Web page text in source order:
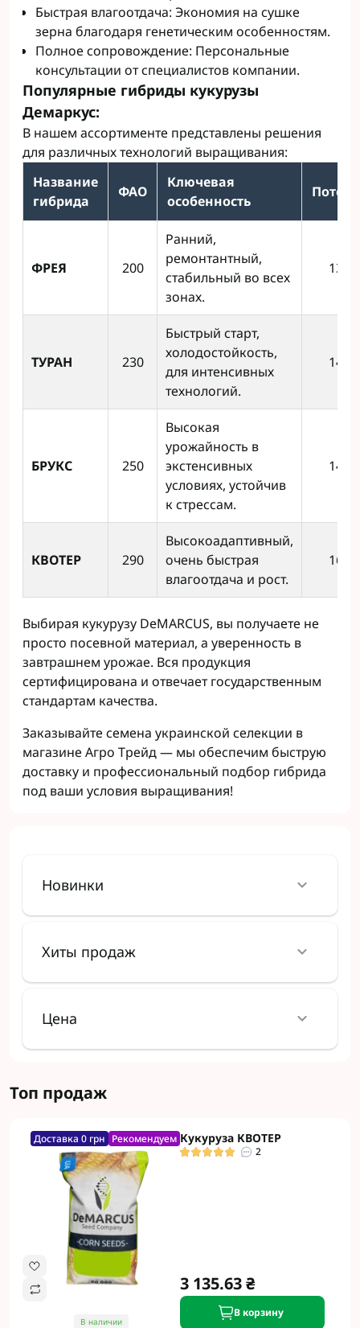
Быстрая влагоотдача: Экономия на сушке
зерна благодаря генетическим особенностям.
Полное сопровождение: Персональные
консультации от специалистов компании.
Популярные гибриды кукурузы
Демаркус:
В нашем ассортименте представлены решения
для различных технологий выращивания:
Название
гибрида
ФАО
Ключевая
особенность
ФРЕЯ 200
Ранний,
ремонтантный,
стабильный во всех
зонах.
13 т/
ТУРАН 230
Быстрый старт,
холодостойкость,
для интенсивных
технологий.
14 т/
БРУКС 250
Высокая
урожайность в
экстенсивных
условиях, устойчив
к стрессам.
14 т/
КВОТЕР 290
Высокоадаптивный,
очень быстрая
влагоотдача и рост.
16 т/
Выбирая кукурузу DeMARCUS, вы получаете не
просто посевной материал, а уверенность в
завтрашнем урожае. Вся продукция
сертифицирована и отвечает государственным
стандартам качества.
Заказывайте семена украинской селекции в
магазине Агро Трейд — мы обеспечим быструю
доставку и профессиональный подбор гибрида
под ваши условия выращивания!
Новинки
Хиты продаж
Цена
Топ продаж
Доставка 0 грн Рекомендуем
В наличии
Кукуруза КВОТЕР
2
3 135.63 ₴
В корзину